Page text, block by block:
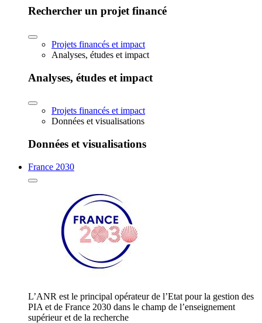
Rechercher un projet financé
Projets financés et impact
Analyses, études et impact
Analyses, études et impact
Projets financés et impact
Données et visualisations
Données et visualisations
France 2030
L’ANR est le principal opérateur de l’Etat pour la gestion des
PIA et de France 2030 dans le champ de l’enseignement
supérieur et de la recherche